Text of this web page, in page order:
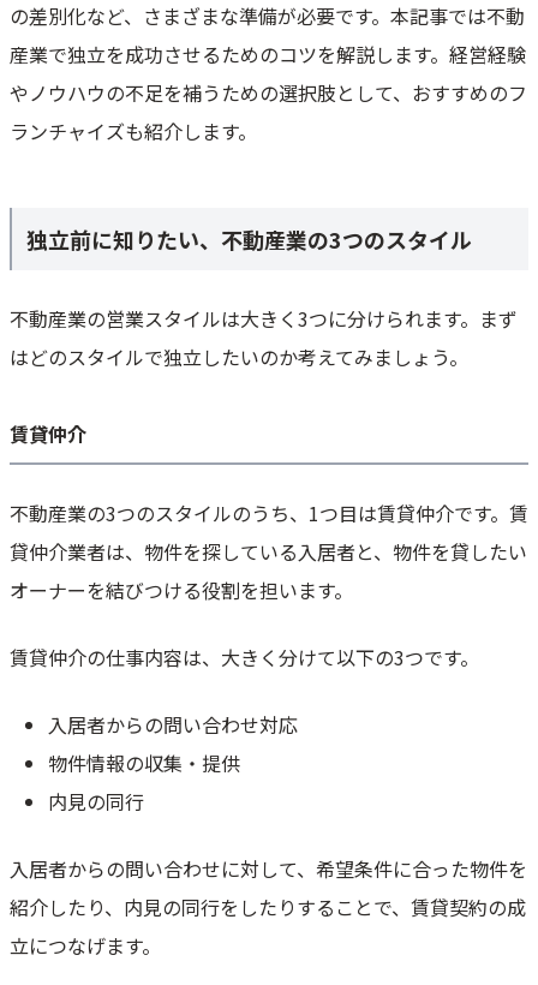
【必要】宅地建物取引業
【業態により必要】管理業務主任者
【あると便利】不動産鑑定士
協会・団体への加入費
開業前人件費
開業資金とは別に用意しておきたい資金
営業力”だけ”が高い
会社の力と自分の力を混同している
資金不足で独立してしまう
自分の強みや経営戦略を踏まえて業態・立地を選ぶ
コスト削減・業務効率化に力を入れる
フランチャイズを活用する
賃貸・売買仲介の不動産フランチャイズ5選
ハウスドゥ
センチュリー21
の差別化など、さまざまな準備が必要です。本記事では不動
産業で独立を成功させるためのコツを解説します。経営経験
やノウハウの不足を補うための選択肢として、おすすめのフ
ランチャイズも紹介します。
独立前に知りたい、不動産業の3つのスタイル
不動産業の営業スタイルは大きく3つに分けられます。まず
はどのスタイルで独立したいのか考えてみましょう。
賃貸仲介
不動産業の3つのスタイルのうち、1つ目は賃貸仲介です。賃
貸仲介業者は、物件を探している入居者と、物件を貸したい
オーナーを結びつける役割を担います。
賃貸仲介の仕事内容は、大きく分けて以下の3つです。
入居者からの問い合わせ対応
物件情報の収集・提供
内見の同行
入居者からの問い合わせに対して、希望条件に合った物件を
紹介したり、内見の同行をしたりすることで、賃貸契約の成
立につなげます。